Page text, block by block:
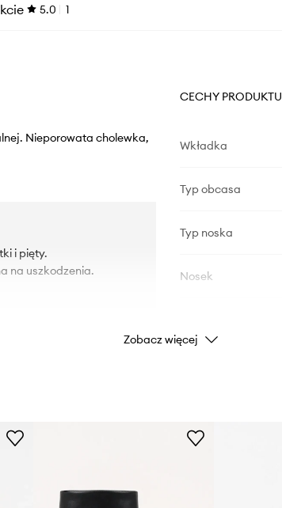
5.0 1
Nieporowata cholewka,
i pięty.
na uszkodzenia.
CECHY PRODUKTU
Wkładka
Typ obcasa
Typ noska
Nosek
DANE PRODUKTU
Kolor
Zobacz więcej